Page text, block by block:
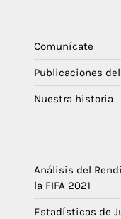
Comunícate
Publicaciones
Nuestra historia
Análisis del
la FIFA 2021
Estadísticas de